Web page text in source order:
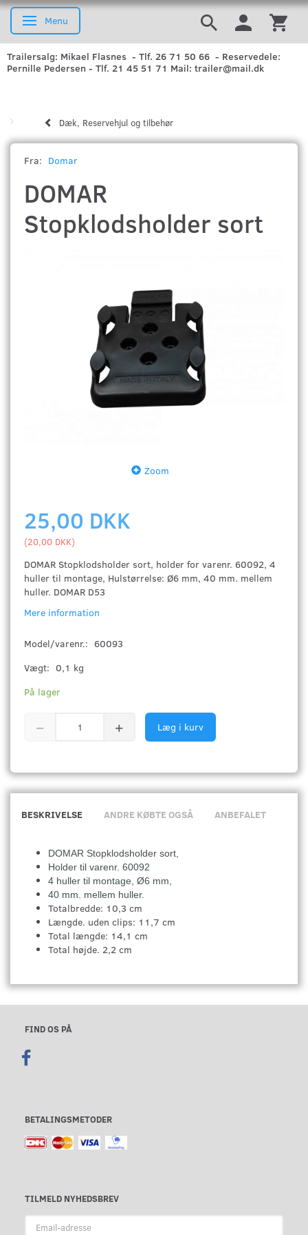
Skifte navigation
Menu
Trailersalg: Mikael Flasnes - Tlf. 26 71 50 66 - Reservedele:
Pernille Pedersen - Tlf. 21 45 51 71 Mail: trailer@mail.dk
Dæk, Reservehjul og tilbehør
Fra: Domar
DOMAR
Stopklodsholder sort
Zoom
25,00 DKK
(20,00 DKK)
DOMAR Stopklodsholder sort, holder for varenr. 60092, 4
huller til montage, Hulstørrelse: Ø6 mm, 40 mm. mellem
huller. DOMAR D53
Mere information
Model/varenr.: 60093
Vægt: 0,1 kg
På lager
Læg i kurv
BESKRIVELSE ANDRE KØBTE OGSÅ ANBEFALET
DOMAR Stopklodsholder sort,
Holder til varenr. 60092
4 huller til montage, Ø6 mm,
40 mm. mellem huller.
Totalbredde: 10,3 cm
Længde. uden clips: 11,7 cm
Total længde: 14,1 cm
Total højde. 2,2 cm
FIND OS PÅ
BETALINGSMETODER
TILMELD NYHEDSBREV
adresse